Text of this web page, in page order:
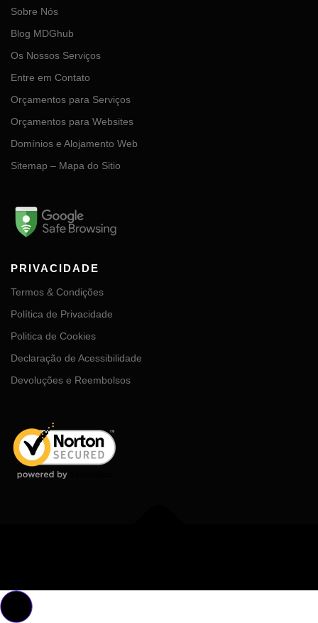
Sobre Nós
Blog MDGhub
Os Nossos Serviços
Entre em Contato
Orçamentos para Serviços
Orçamentos para Websites
Domínios e Alojamento Web
Sitemap – Mapa do Sitio
PRIVACIDADE
Termos & Condições
Política de Privacidade
Politica de Cookies
Declaração de Acessibilidade
Devoluções e Reembolsos